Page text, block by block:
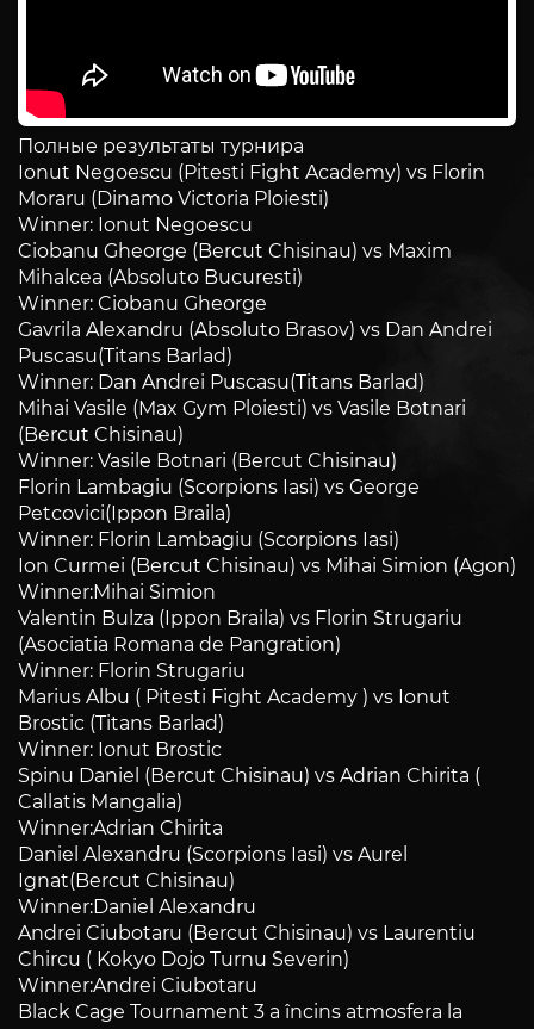
Полные результаты турнира
Ionut Negoescu (Pitesti Fight Academy) vs Florin
Moraru (Dinamo Victoria Ploiesti)
Winner: Ionut Negoescu
Ciobanu Gheorge (Bercut Chisinau) vs Maxim
Mihalcea (Absoluto Bucuresti)
Winner: Ciobanu Gheorge
Gavrila Alexandru (Absoluto Brasov) vs Dan Andrei
Puscasu(Titans Barlad)
Winner: Dan Andrei Puscasu(Titans Barlad)
Mihai Vasile (Max Gym Ploiesti) vs Vasile Botnari
(Bercut Chisinau)
Winner: Vasile Botnari (Bercut Chisinau)
Florin Lambagiu (Scorpions Iasi) vs George
Petcovici(Ippon Braila)
Winner: Florin Lambagiu (Scorpions Iasi)
Ion Curmei (Bercut Chisinau) vs Mihai Simion (Agon)
Winner:Mihai Simion
Valentin Bulza (Ippon Braila) vs Florin Strugariu
(Asociatia Romana de Pangration)
Winner: Florin Strugariu
Marius Albu ( Pitesti Fight Academy ) vs Ionut
Brostic (Titans Barlad)
Winner: Ionut Brostic
Spinu Daniel (Bercut Chisinau) vs Adrian Chirita (
Callatis Mangalia)
Winner:Adrian Chirita
Daniel Alexandru (Scorpions Iasi) vs Aurel
Ignat(Bercut Chisinau)
Winner:Daniel Alexandru
Andrei Ciubotaru (Bercut Chisinau) vs Laurentiu
Chircu ( Kokyo Dojo Turnu Severin)
Winner:Andrei Ciubotaru
Black Cage Tournament 3 a încins atmosfera la